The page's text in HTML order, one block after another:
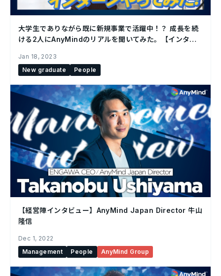
大学生でありながら既に新規事業で活躍中！？ 成長を続
ける2人にAnyMindのリアルを聞いてみた。【インター
Jan 18, 2023
New graduate
People
【経営陣インタビュー】AnyMind Japan Director 牛山
隆信
Dec 1, 2022
Management
People AnyMind Group